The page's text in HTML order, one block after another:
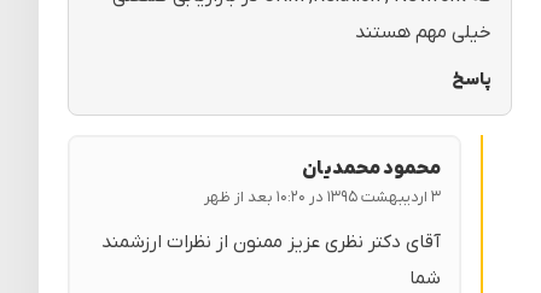
خیلی مهم هستند
پاسخ
محمود محمدیان
۳ اردیبهشت ۱۳۹۵ در ۱۰:۲۰ بعد از ظهر
آقای دکتر نظری عزیز ممنون از نظرات ارزشمند
شما